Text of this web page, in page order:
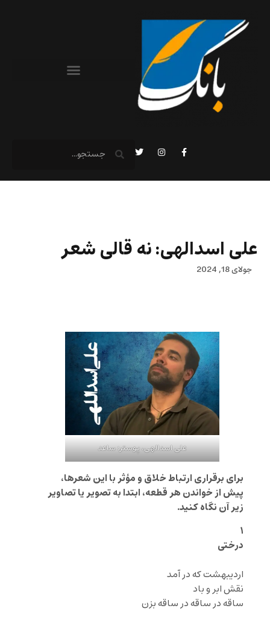
علی اسدالهی: نه قالی شعر
جولای 18, 2024
علی اسدالهی، پوستر: ساعد
برای برقراری ارتباط خلاق و مؤثر با این شعرها،
پیش از خواندن هر قطعه، ابتدا به تصویر یا تصاویر
زیر آن نگاه کنید.‌
۱
درختی
اردیبهشت که در آمد
نقش ابر و باد
ساقه در ساقه در ساقه بزن